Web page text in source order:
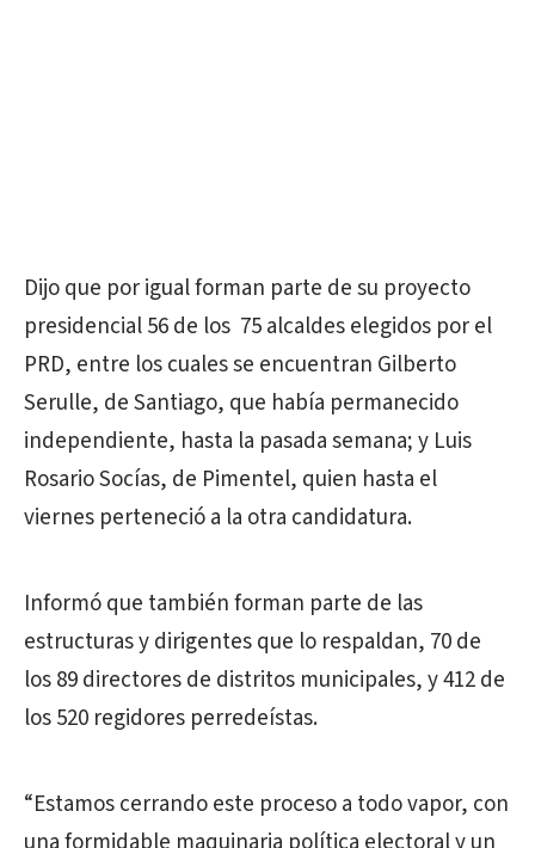
Dijo que por igual forman parte de su proyecto
presidencial 56 de los 75 alcaldes elegidos por el
PRD, entre los cuales se encuentran Gilberto
Serulle, de Santiago, que había permanecido
independiente, hasta la pasada semana; y Luis
Rosario Socías, de Pimentel, quien hasta el
viernes perteneció a la otra candidatura.
Informó que también forman parte de las
estructuras y dirigentes que lo respaldan, 70 de
los 89 directores de distritos municipales, y 412 de
los 520 regidores perredeístas.
“Estamos cerrando este proceso a todo vapor, con